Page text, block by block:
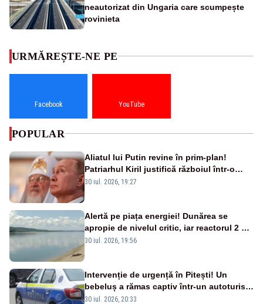
neautorizat din Ungaria care scumpește
rovinieta
URMĂREȘTE-NE PE
Facebook YouTube
POPULAR
Aliatul lui Putin revine în prim-plan!
Patriarhul Kiril justifică războiul într-o
nouă carte
30 iul. 2026, 19:27
Alertă pe piața energiei! Dunărea se
apropie de nivelul critic, iar reactorul 2 de
la Cernavodă ar putea fi oprit
30 iul. 2026, 19:56
Intervenție de urgență în Pitești! Un
bebeluș a rămas captiv într-un autoturism
din cauza unei defecțiuni
30 iul. 2026, 20:33